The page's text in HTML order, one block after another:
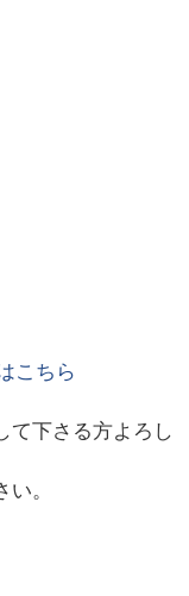
こちら
て下さる方よろし
。